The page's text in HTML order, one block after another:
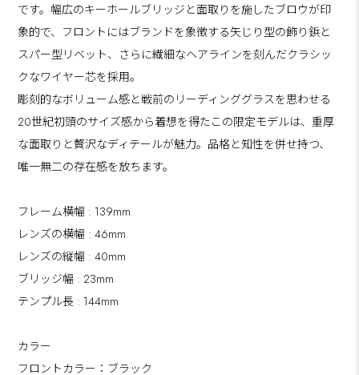
です。幅広のキーホールブリッジと面取りを施したブロウが印
象的で、フロントにはブランドを象徴する矢じり型の飾り鋲と
スパー型リベット、さらに繊細なヘアラインを刻んだクラシッ
クなワイヤー芯を採用。
彫刻的なボリューム感と戦前のリーディンググラスを思わせる
20世紀初頭のサイズ感から着想を得たこの限定モデルは、重厚
な面取りと贅沢なディテールが魅力。品格と知性を併せ持つ、
唯一無二の存在感を放ちます。
フレーム横幅 : 139mm
レンズの横幅 : 46mm
レンズの縦幅 : 40mm
ブリッジ幅 : 23mm
テンプル長 : 144mm
カラー
フロントカラー：ブラック